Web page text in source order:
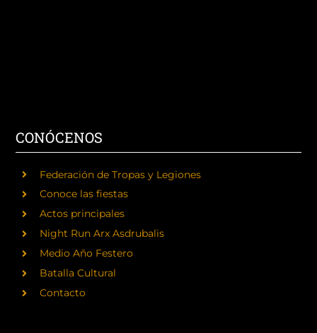
CONÓCENOS
Federación de Tropas y Legiones
Conoce las fiestas
Actos principales
Night Run Arx Asdrubalis
Medio Año Festero
Batalla Cultural
Contacto